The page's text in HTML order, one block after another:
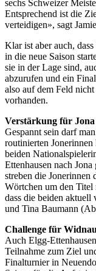
sechs Schweizer
Entsprechend ist die
verteidigen», sagt
Klar ist aber auch,
in die neue Saison
sie in der Lage sind,
abzurufen und ein
also auf dem Feld
vorhanden.
Verstärkung für Jona
Gespannt sein darf
routinierten
beiden
Ettenhausen nach
streben die
Wörtchen um den Titel
dass die beiden
und Tina Baumann
Challenge für Widnau
Auch Elgg-
Teilnahme zum Ziel
Finalturnier in